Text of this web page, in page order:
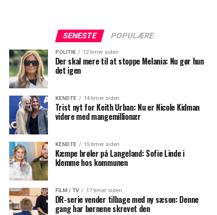
SENESTE POPULÆRE
POLITIK 12 timer siden
Der skal mere til at stoppe Melania: Nu gør hun
det igen
KENDTE 14 timer siden
Trist nyt for Keith Urban: Nu er Nicole Kidman
videre med mangemillionær
KENDTE 15 timer siden
Kæmpe brøler på Langeland: Sofie Linde i
klemme hos kommunen
FILM / TV 17 timer siden
DR-serie vender tilbage med ny sæson: Denne
gang har børnene skrevet den